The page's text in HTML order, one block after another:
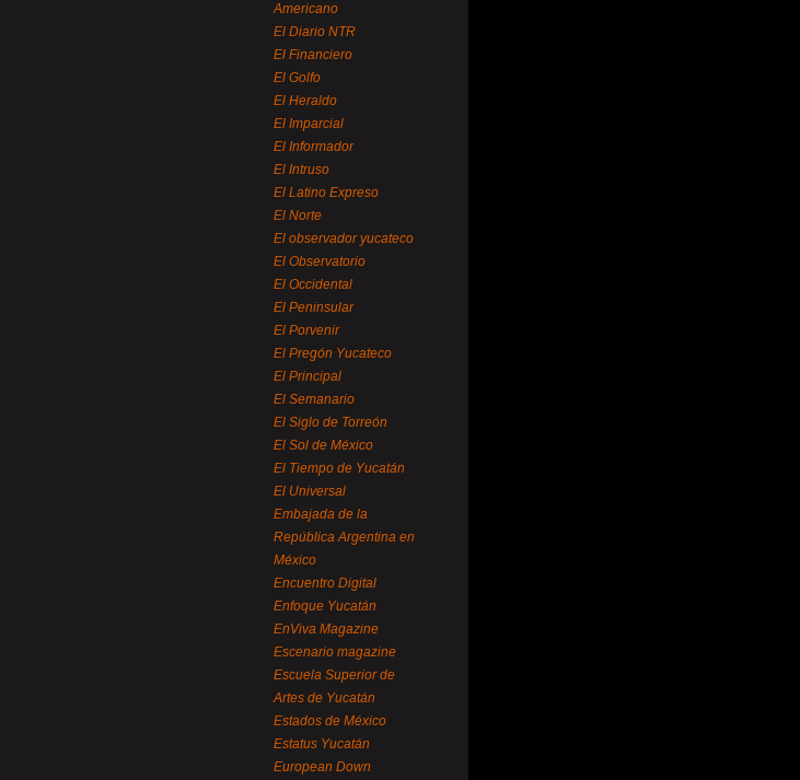
Americano
El Diario NTR
El Financiero
El Golfo
El Heraldo
El Imparcial
El Informador
El Intruso
El Latino Expreso
El Norte
El observador yucateco
El Observatorio
El Occidental
El Peninsular
El Porvenir
El Pregón Yucateco
El Principal
El Semanario
El Siglo de Torreón
El Sol de México
El Tiempo de Yucatán
El Universal
Embajada de la
República Argentina en
México
Encuentro Digital
Enfoque Yucatán
EnViva Magazine
Escenario magazine
Escuela Superior de
Artes de Yucatán
Estados de México
Estatus Yucatán
European Down